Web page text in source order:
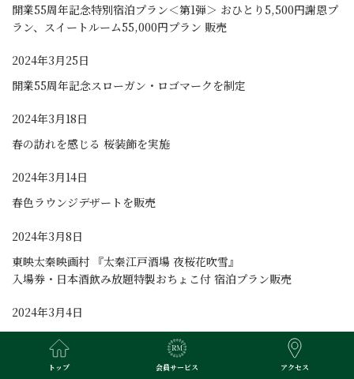
開業55周年記念特別宿泊プラン＜第1弾＞ おひとり5,500円謝恩プ
ラン、スイートルーム55,000円プラン 販売
2024年3月25日
開業55周年記念スローガン・ロゴマークを制定
2024年3月18日
春の訪れを感じる 桜装飾を実施
2024年3月14日
春色ラウンジデザートを販売
2024年3月8日
東映太秦映画村 『太秦江戸酒場 夜桜花吹雪』
入場券・日本酒飲み放題特製おちょこ付 宿泊プラン販売
2024年3月4日
フレンチダイニング トップ オブ キョウト 『フレンチシェフが手
がける京都を五感で感じる朝食』 メニューリニューアル
トップ 会員サービス アクセス